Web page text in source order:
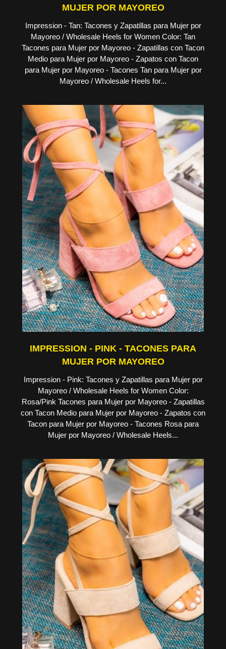
MUJER POR MAYOREO
Impression - Tan: Tacones y Zapatillas para Mujer por
Mayoreo / Wholesale Heels for Women Color: Tan
Tacones para Mujer por Mayoreo - Zapatillas con Tacon
Medio para Mujer por Mayoreo - Zapatos con Tacon
para Mujer por Mayoreo - Tacones Tan para Mujer por
Mayoreo / Wholesale Heels for...
IMPRESSION - PINK - TACONES PARA
MUJER POR MAYOREO
Impression - Pink: Tacones y Zapatillas para Mujer por
Mayoreo / Wholesale Heels for Women Color:
Rosa/Pink Tacones para Mujer por Mayoreo - Zapatillas
con Tacon Medio para Mujer por Mayoreo - Zapatos con
Tacon para Mujer por Mayoreo - Tacones Rosa para
Mujer por Mayoreo / Wholesale Heels...